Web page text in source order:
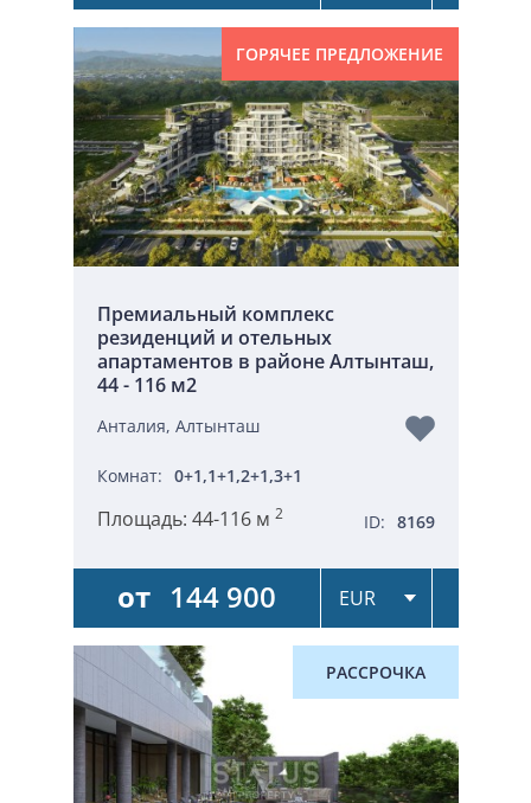
РАССРОЧКА
ГОРЯЧЕЕ ПРЕДЛОЖЕНИЕ
Премиальный комплекс
резиденций и отельных
апартаментов в районе Алтынташ,
44 - 116 м2
Анталия, Алтынташ
Комнат: 0+1,1+1,2+1,3+1
Площадь: 44-116 м 2 ID: 8169
от 144 900
РАССРОЧКА